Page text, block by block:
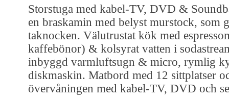
Storstuga med kabel-TV, DVD &
en braskamin med belyst murstock, som
taknocken. Välutrustat kök med
kaffebönor) & kolsyrat vatten i
inbyggd varmluftsugn & micro, rymlig
diskmaskin. Matbord med 12 sittplatser
övervåningen med kabel-TV, DVD och